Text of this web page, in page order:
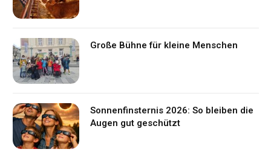
Große Bühne für kleine Menschen
Sonnenfinsternis 2026: So bleiben die
Augen gut geschützt